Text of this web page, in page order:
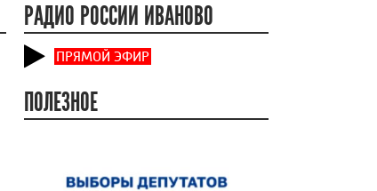
РАДИО РОССИИ ИВАНОВО
ПРЯМОЙ ЭФИР
ПОЛЕЗНОЕ